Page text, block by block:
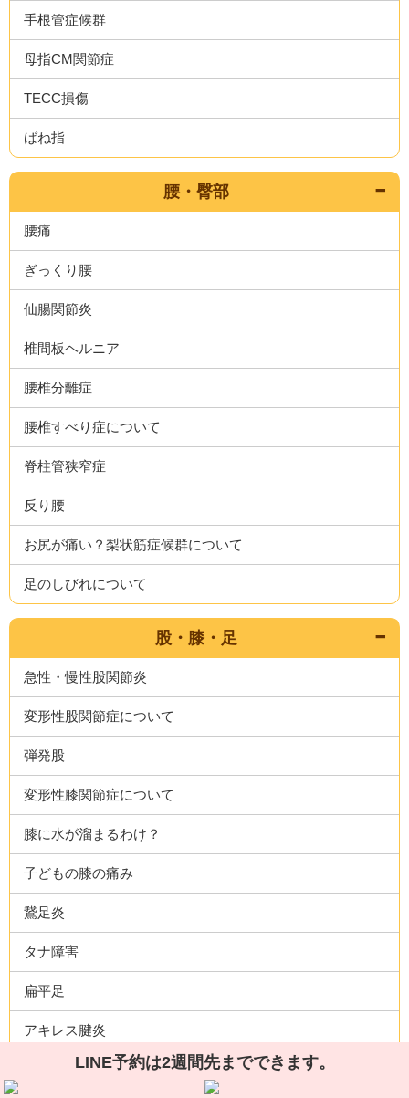
LINE予約は2週間先までできます。
手根管症候群
母指CM関節症
TECC損傷
ばね指
腰・臀部
腰痛
ぎっくり腰
仙腸関節炎
椎間板ヘルニア
腰椎分離症
腰椎すべり症について
脊柱管狭窄症
反り腰
お尻が痛い？梨状筋症候群について
足のしびれについて
股・膝・足
急性・慢性股関節炎
変形性股関節症について
弾発股
変形性膝関節症について
膝に水が溜まるわけ？
子どもの膝の痛み
鵞足炎
タナ障害
扁平足
アキレス腱炎
足根管症候群